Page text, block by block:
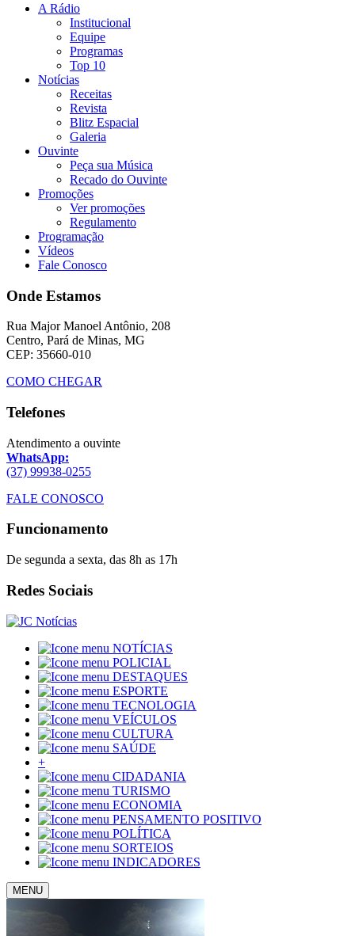
A Rádio
Institucional
Equipe
Programas
Top 10
Notícias
Receitas
Revista
Blitz Espacial
Galeria
Ouvinte
Peça sua Música
Recado do Ouvinte
Promoções
Ver promoções
Regulamento
Programação
Vídeos
Fale Conosco
Onde Estamos
Rua Major Manoel Antônio, 208
Centro, Pará de Minas, MG
CEP: 35660-010
COMO CHEGAR
Telefones
Atendimento a ouvinte
WhatsApp:
(37) 99938-0255
FALE CONOSCO
Funcionamento
De segunda a sexta, das 8h as 17h
Redes Sociais
NOTÍCIAS
POLICIAL
DESTAQUES
ESPORTE
TECNOLOGIA
VEÍCULOS
CULTURA
SAÚDE
+
CIDADANIA
TURISMO
ECONOMIA
PENSAMENTO POSITIVO
POLÍTICA
SORTEIOS
INDICADORES
MENU